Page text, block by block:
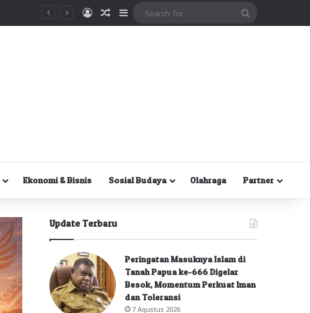
MasukRandom Article
Sidebar
Ekonomi & Bisnis Sosial Budaya Olahraga Partner
Update Terbaru
Peringatan Masuknya Islam di
Tanah Papua ke-666 Digelar
Besok, Momentum Perkuat Iman
dan Toleransi
7 Agustus 2026